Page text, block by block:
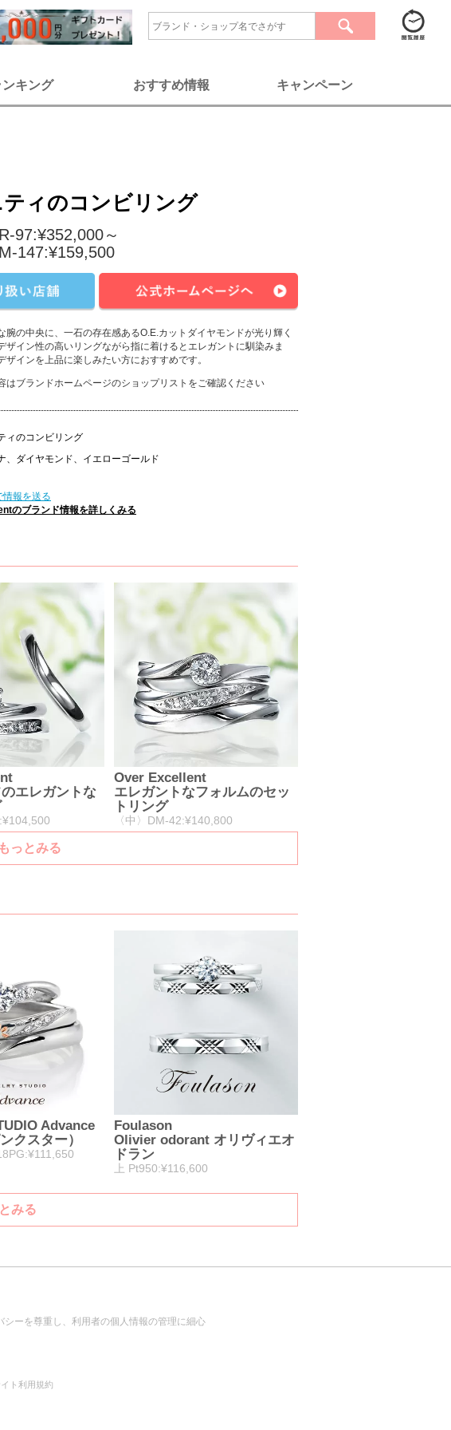
ンキング おすすめ情報 キャンペーン
ィのコンビリング
97:¥352,000～
147:¥159,500
腕の中央に、一石の存在感あるO.E.カットダイヤモンドが光り輝く
ザイン性の高いリングながら指に着けるとエレガントに馴染みま
ザインを上品に楽しみたい方におすすめです。
はブランドホームページのショップリストをご確認ください
ィのコンビリング
、ダイヤモンド、イエローゴールド
情報を送る
のブランド情報を詳しくみる
エレガントな
Over Excellent
エレガントなフォルムのセッ
トリング
〈中〉DM-42:¥140,800
っとみる
Advance
クスター）
Foulason
Olivier odorant オリヴィエオ
ドラン
上 Pt950:¥116,600
みる
ーを尊重し、利用者の個人情報の管理に細心
イト利用規約